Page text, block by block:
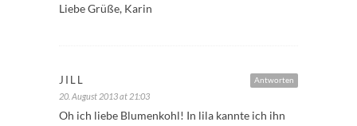
Liebe Grüße, Karin
Antworten
JILL
20. August 2013 at 21:03
Oh ich liebe Blumenkohl! In lila kannte ich ihn